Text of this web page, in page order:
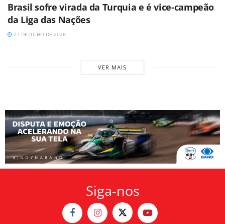
Brasil sofre virada da Turquia e é vice-campeão
da Liga das Nações
27 DE JULHO DE 2026
VER MAIS
Siga-nos